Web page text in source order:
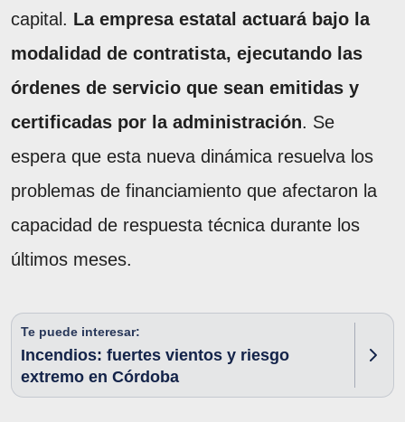
capital. La empresa estatal actuará bajo la
modalidad de contratista, ejecutando las
órdenes de servicio que sean emitidas y
certificadas por la administración. Se
espera que esta nueva dinámica resuelva los
problemas de financiamiento que afectaron la
capacidad de respuesta técnica durante los
últimos meses.
Te puede interesar:
Incendios: fuertes vientos y riesgo
extremo en Córdoba